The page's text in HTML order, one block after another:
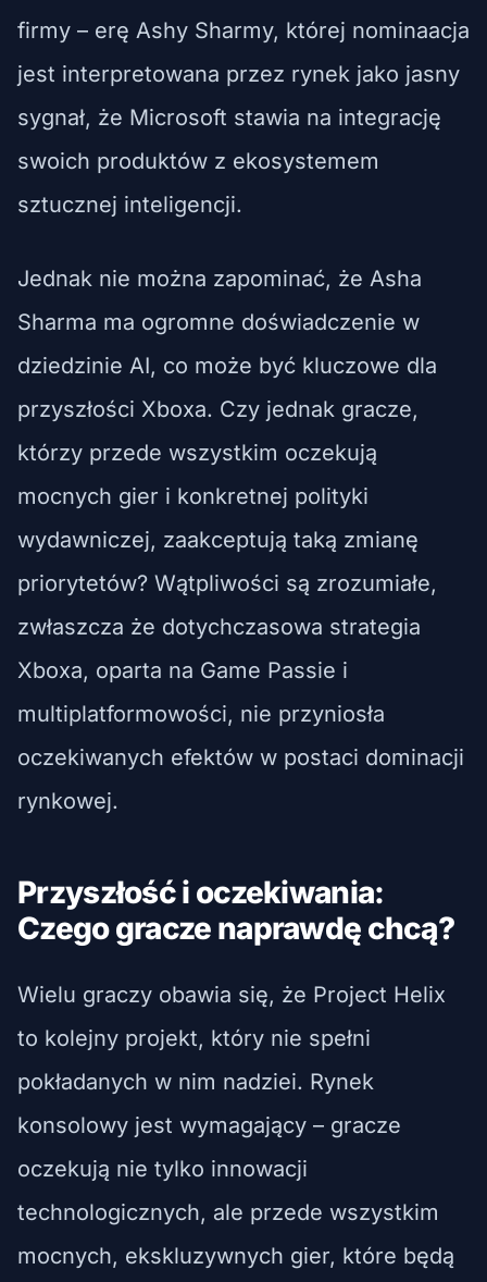
firmy – erę Ashy Sharmy, której nominaacja
jest interpretowana przez rynek jako jasny
sygnał, że Microsoft stawia na integrację
swoich produktów z ekosystemem
sztucznej inteligencji.
Jednak nie można zapominać, że Asha
Sharma ma ogromne doświadczenie w
dziedzinie AI, co może być kluczowe dla
przyszłości Xboxa. Czy jednak gracze,
którzy przede wszystkim oczekują
mocnych gier i konkretnej polityki
wydawniczej, zaakceptują taką zmianę
priorytetów? Wątpliwości są zrozumiałe,
zwłaszcza że dotychczasowa strategia
Xboxa, oparta na Game Passie i
multiplatformowości, nie przyniosła
oczekiwanych efektów w postaci dominacji
rynkowej.
Przyszłość i oczekiwania:
Czego gracze naprawdę chcą?
Wielu graczy obawia się, że Project Helix
to kolejny projekt, który nie spełni
pokładanych w nim nadziei. Rynek
konsolowy jest wymagający – gracze
oczekują nie tylko innowacji
technologicznych, ale przede wszystkim
mocnych, ekskluzywnych gier, które będą